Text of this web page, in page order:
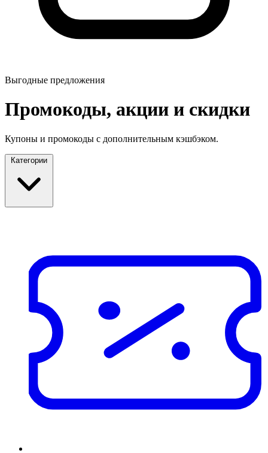
Выгодные предложения
Промокоды, акции и скидки
Купоны и промокоды с дополнительным кэшбэком.
Категории